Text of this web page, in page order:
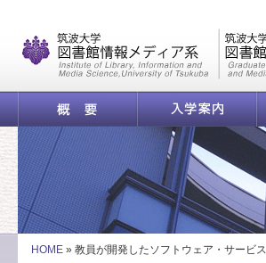
概要 入学案内
HOME » 教員が開発したソフトウェア・サービス